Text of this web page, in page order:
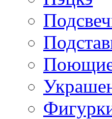
Поющие